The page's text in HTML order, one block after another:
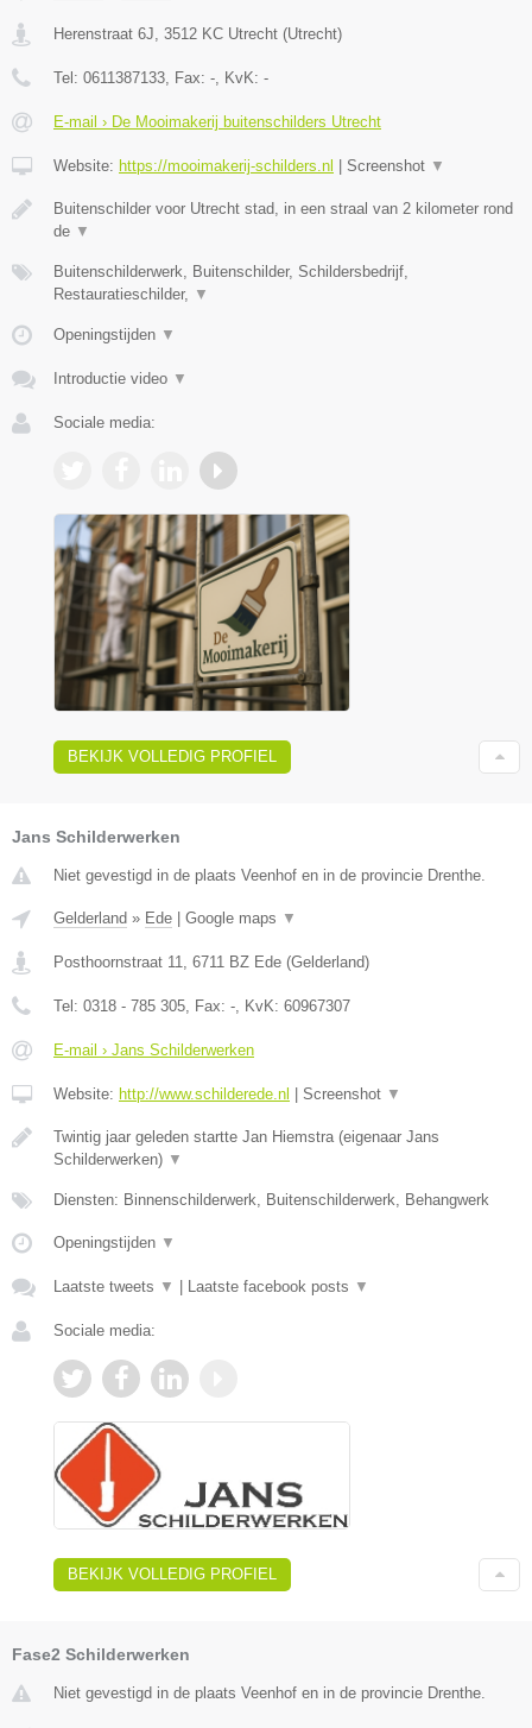
Herenstraat 6J 3512 KC Utrecht (Utrecht)
Tel: 0611387133 , Fax: - , KvK: -
E-mail › De Mooimakerij buitenschilders Utrecht
Website: https://mooimakerij-schilders.nl Screenshot ▼
Buitenschilder voor Utrecht stad, in een straal van 2 kilometer rond
de ▼
Buitenschilderwerk, Buitenschilder, Schildersbedrijf,
Restauratieschilder,
▼
Openingstijden ▼
Introductie video ▼
Sociale media:
BEKIJK VOLLEDIG PROFIEL
Jans Schilderwerken
Niet gevestigd in de plaats Veenhof en in de provincie Drenthe.
Gelderland » Ede | Google maps ▼
Posthoornstraat 11 6711 BZ Ede (Gelderland)
Tel: 0318 - 785 305 , Fax: - , KvK: 60967307
E-mail › Jans Schilderwerken
Website: http://www.schilderede.nl | Screenshot ▼
Twintig jaar geleden startte Jan Hiemstra (eigenaar Jans
Schilderwerken) ▼
Diensten: Binnenschilderwerk, Buitenschilderwerk, Behangwerk
Openingstijden ▼
Laatste tweets ▼ | Laatste facebook posts ▼
Sociale media:
BEKIJK VOLLEDIG PROFIEL
Fase2 Schilderwerken
Niet gevestigd in de plaats Veenhof en in de provincie Drenthe.